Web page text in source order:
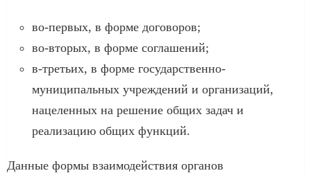
во-первых, в форме договоров;
во-вторых, в форме соглашений;
в-третьих, в форме государственно-
муниципальных учреждений и организаций,
нацеленных на решение общих задач и
реализацию общих функций.
Данные формы взаимодействия органов